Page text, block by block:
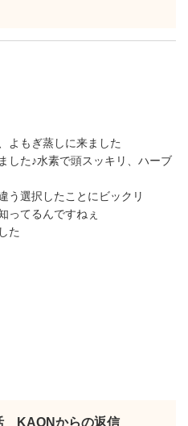
よもぎ蒸しに来ました
した♪水素で頭スッキリ、ハーブ
う選択したことにビックリ
ってるんですねぇ
た
KAONからの返信